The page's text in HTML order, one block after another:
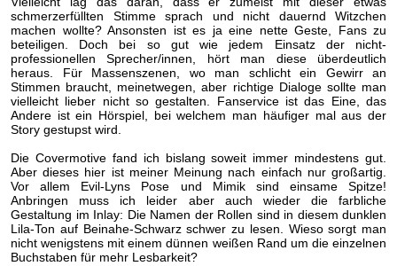
schmerzerfüllten Stimme sprach und nicht dauernd Witzchen
machen wollte? Ansonsten ist es ja eine nette Geste, Fans zu
beteiligen. Doch bei so gut wie jedem Einsatz der nicht-
professionellen Sprecher/innen, hört man diese überdeutlich
heraus. Für Massenszenen, wo man schlicht ein Gewirr an
Stimmen braucht, meinetwegen, aber richtige Dialoge sollte man
vielleicht lieber nicht so gestalten. Fanservice ist das Eine, das
Andere ist ein Hörspiel, bei welchem man häufiger mal aus der
Story gestupst wird.
Die Covermotive fand ich bislang soweit immer mindestens gut.
Aber dieses hier ist meiner Meinung nach einfach nur großartig.
Vor allem Evil-Lyns Pose und Mimik sind einsame Spitze!
Anbringen muss ich leider aber auch wieder die farbliche
Gestaltung im Inlay: Die Namen der Rollen sind in diesem dunklen
Lila-Ton auf Beinahe-Schwarz schwer zu lesen. Wieso sorgt man
nicht wenigstens mit einem dünnen weißen Rand um die einzelnen
Buchstaben für mehr Lesbarkeit?